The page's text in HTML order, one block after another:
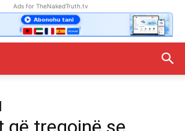
Ads for TheNakedTruth.tv